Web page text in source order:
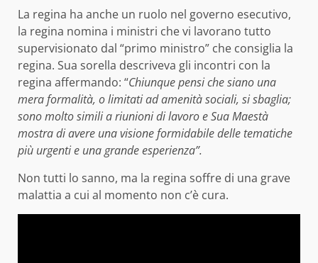
La regina ha anche un ruolo nel governo esecutivo,
la regina nomina i ministri che vi lavorano tutto
supervisionato dal “primo ministro” che consiglia la
regina. Sua sorella descriveva gli incontri con la
regina affermando: “Chiunque pensi che siano una
mera formalità, o limitati ad amenità sociali, si sbaglia;
sono molto simili a riunioni di lavoro e Sua Maestà
mostra di avere una visione formidabile delle tematiche
più urgenti e una grande esperienza”.
Non tutti lo sanno, ma la regina soffre di una grave
malattia a cui al momento non c’è cura.